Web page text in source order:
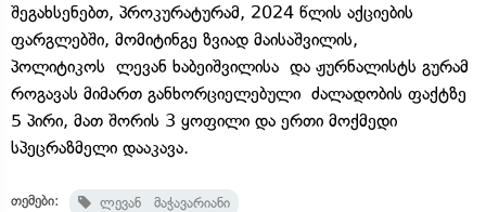
შეგახსენებთ, პროკურატურამ, 2024 წლის აქციების
ფარგლებში, მომიტინგე ზვიად მაისაშვილის,
პოლიტიკოს ლევან ხაბეიშვილისა და ჟურნალისტს გურამ
როგავას მიმართ განხორციელებული ძალადობის ფაქტზე
5 პირი, მათ შორის 3 ყოფილი და ერთი მოქმედი
სპეცრაზმელი დააკავა.
თემები: ლევან მაჭავარიანი